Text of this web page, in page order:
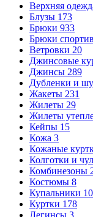
Верхняя
Блузы 173
Брюки 933
Брюки
Ветровки 20
Джинсовые
Джинсы 289
Дубленки и
Жакеты 231
Жилеты 29
Жилеты
Кейпы 15
Кожа 3
Кожаные
Колготки и
Комбинезоны
Костюмы 8
Купальники 10
Куртки 178
Легинсы 3